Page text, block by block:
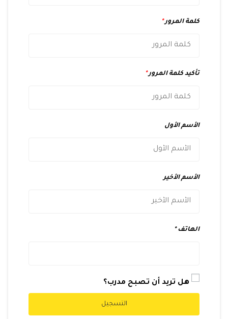
كلمة المرور*
تأكيد كلمة المرور*
الأسم الأول
الأسم الأخير
الهاتف
هل تريد أن تصبح مدرب؟
التسجيل